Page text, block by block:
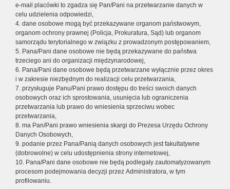
e-mail placówki to zgadza się Pan/Pani na przetwarzanie danych w
celu udzielenia odpowiedzi,
4. dane osobowe mogą być przekazywane organom państwowym,
organom ochrony prawnej (Policja, Prokuratura, Sąd) lub organom
samorządu terytorialnego w związku z prowadzonym postępowaniem,
5. Pana/Pani dane osobowe nie będą przekazywane do państwa
trzeciego ani do organizacji międzynarodowej,
6. Pana/Pani dane osobowe będą przetwarzane wyłącznie przez okres
i w zakresie niezbędnym do realizacji celu przetwarzania,
7. przysługuje Panu/Pani prawo dostępu do treści swoich danych
osobowych oraz ich sprostowania, usunięcia lub ograniczenia
przetwarzania lub prawo do wniesienia sprzeciwu wobec
przetwarzania,
8. ma Pan/Pani prawo wniesienia skargi do Prezesa Urzędu Ochrony
Danych Osobowych,
9. podanie przez Pana/Panią danych osobowych jest fakultatywne
(dobrowolne) w celu udostępnienia strony internetowej,
10. Pana/Pani dane osobowe nie będą podlegały zautomatyzowanym
procesom podejmowania decyzji przez Administratora, w tym
profilowaniu.